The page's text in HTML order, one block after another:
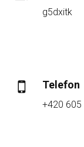
g5dxitk
Telefon
+420 605